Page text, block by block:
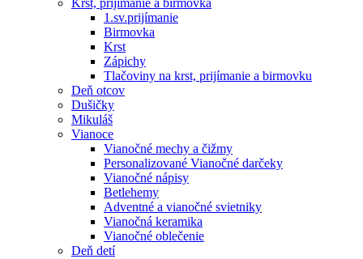
Krst, prijímanie a birmovka
1.sv.prijímanie
Birmovka
Krst
Zápichy
Tlačoviny na krst, prijímanie a birmovku
Deň otcov
Dušičky
Mikuláš
Vianoce
Vianočné mechy a čižmy
Personalizované Vianočné darčeky
Vianočné nápisy
Betlehemy
Adventné a vianočné svietniky
Vianočná keramika
Vianočné oblečenie
Deň detí